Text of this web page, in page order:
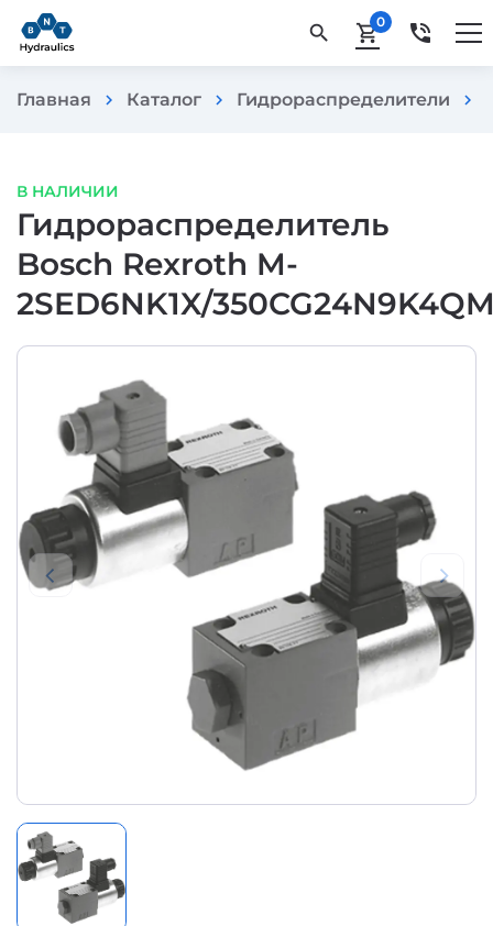
search shopping_cart0 phone_in_talk
Главная chevron_right Каталог chevron_right Гидрораспределители chevron_right
В НАЛИЧИИ
Гидрораспределитель
Bosch Rexroth M-
2SED6NK1X/